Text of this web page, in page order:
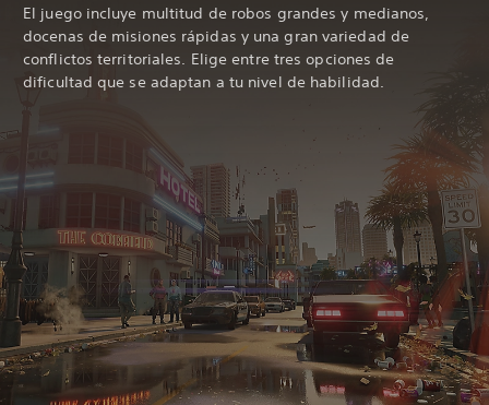
El juego incluye multitud de robos grandes y medianos,
docenas de misiones rápidas y una gran variedad de
conflictos territoriales. Elige entre tres opciones de
dificultad que se adaptan a tu nivel de habilidad.